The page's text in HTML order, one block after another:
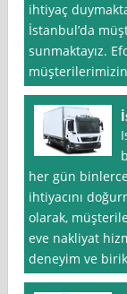
ihtiyaç
İstanbul’da
sunmaktayız.
her gün
ihtiyacını
olarak,
eve nakliyat
deneyim ve